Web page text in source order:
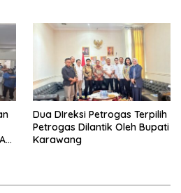
Dua DIreksi Petrogas Terpilih
Petrogas Dilantik Oleh Bupati
Karawang